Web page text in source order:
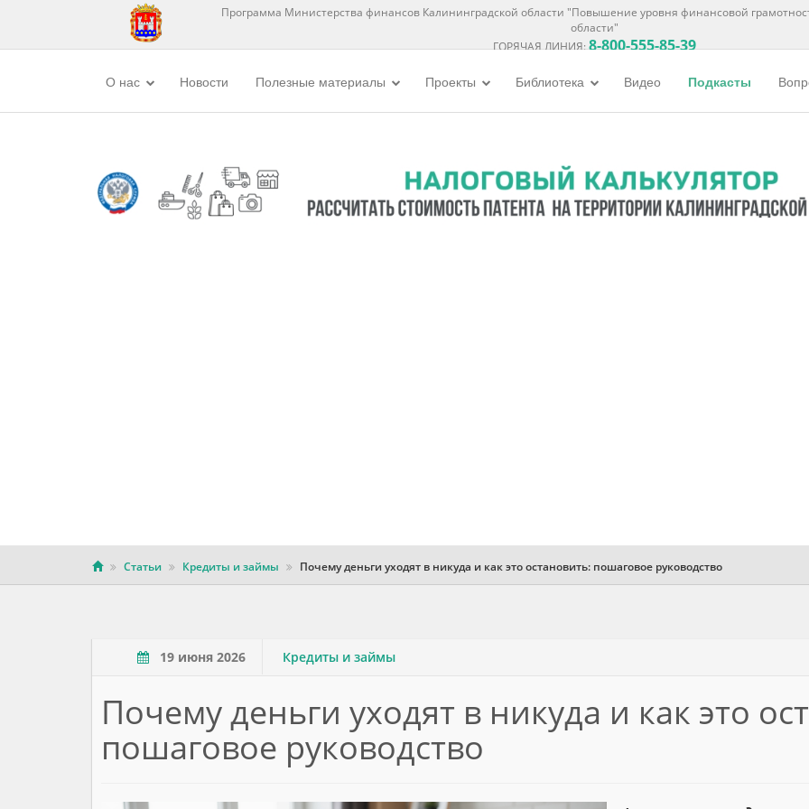
Программа Министерства финансов Калининградской области "Повышение уровня финансовой
области"
ГОРЯЧАЯ ЛИНИЯ:8-800-555-85-39
О нас Новости Полезные материалы Проекты Библиотека Видео Подкасты
Статьи Кредиты и займы Почему деньги уходят в никуда и как это остановить: пошаговое руководство
19 июня 2026 Кредиты и займы
Почему деньги уходят в никуда и как это
пошаговое руководство